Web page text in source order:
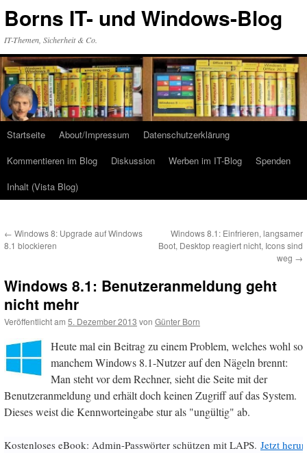
Inhalt
Borns IT- und Windows-Blog
IT-Themen, Sicherheit & Co.
Startseite About/Impressum
Datenschutzerklärung
Kommentieren im Blog
Diskussion Werben im IT-Blog
Spenden
Inhalt (Vista Blog)
← Windows 8: Upgrade auf Windows
8.1 blockieren
Windows 8.1: Einfrieren, langsamer
Boot, Desktop reagiert nicht, Icons sind
weg →
Windows 8.1: Benutzeranmeldung geht
nicht mehr
Veröffentlicht am 5. Dezember 2013 von Günter Born
Heute mal ein Beitrag zu einem Problem, welches wohl so
manchem Windows 8.1-Nutzer auf den Nägeln brennt:
Man steht vor dem Rechner, sieht die Seite mit der
Benutzeranmeldung und erhält doch keinen Zugriff auf das System.
Dieses weist die Kennworteingabe stur als "ungültig" ab.
Kostenloses eBook: Admin-Passwörter schützen mit LAPS. Jetzt